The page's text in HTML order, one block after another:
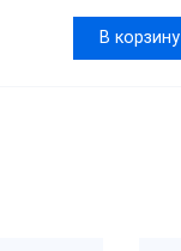
В корзину